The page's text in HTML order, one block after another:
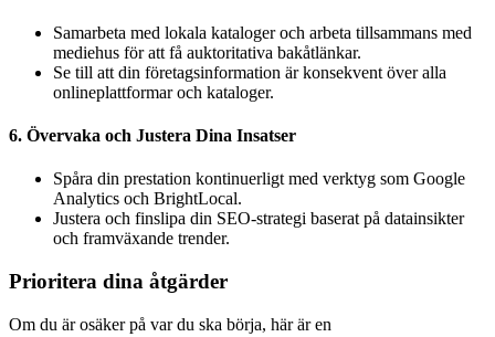
Samarbeta med lokala kataloger och arbeta tillsammans med
mediehus för att få auktoritativa bakåtlänkar.
Se till att din företagsinformation är konsekvent över alla
onlineplattformar och kataloger.
6. Övervaka och Justera Dina Insatser
Spåra din prestation kontinuerligt med verktyg som Google
Analytics och BrightLocal.
Justera och finslipa din SEO-strategi baserat på datainsikter
och framväxande trender.
Prioritera dina åtgärder
Om du är osäker på var du ska börja, här är en